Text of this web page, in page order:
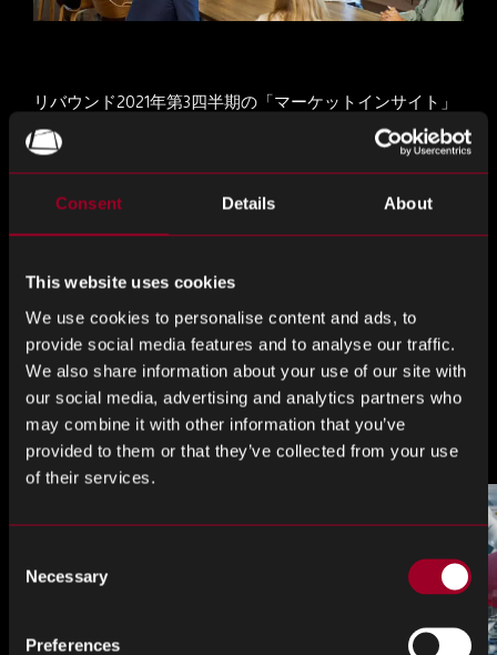
Consent Details About
This website uses cookies
We use cookies to personalise content and ads, to
provide social media features and to analyse our traffic.
We also share information about your use of our site with
our social media, advertising and analytics partners who
may combine it with other information that you’ve
provided to them or that they’ve collected from your use
of their services.
Selection
Necessary
Preferences
リバウンド2021年第3四半期の「マーケットインサイト」
が公開されました。
、商品や市
場の動向、リードタイムを最新の状態に保ち、情報を知
共
有
す
る
LinkedIn
共
有
す
る
Facebook
共
有
す
る
Twitter
ブログをもっと見る